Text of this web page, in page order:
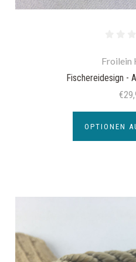
Froilein
Fischereidesign -
OPTIONEN